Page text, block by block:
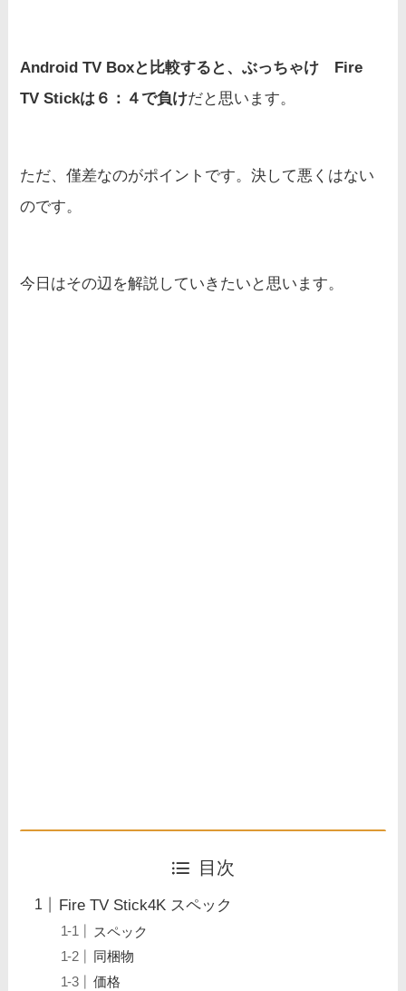
Android TV Boxと比較すると、ぶっちゃけ Fire
TV Stickは６：４で負けだと思います。
ただ、僅差なのがポイントです。決して悪くはない
のです。
今日はその辺を解説していきたいと思います。
目次
Fire TV Stick4K スペック
スペック
同梱物
価格